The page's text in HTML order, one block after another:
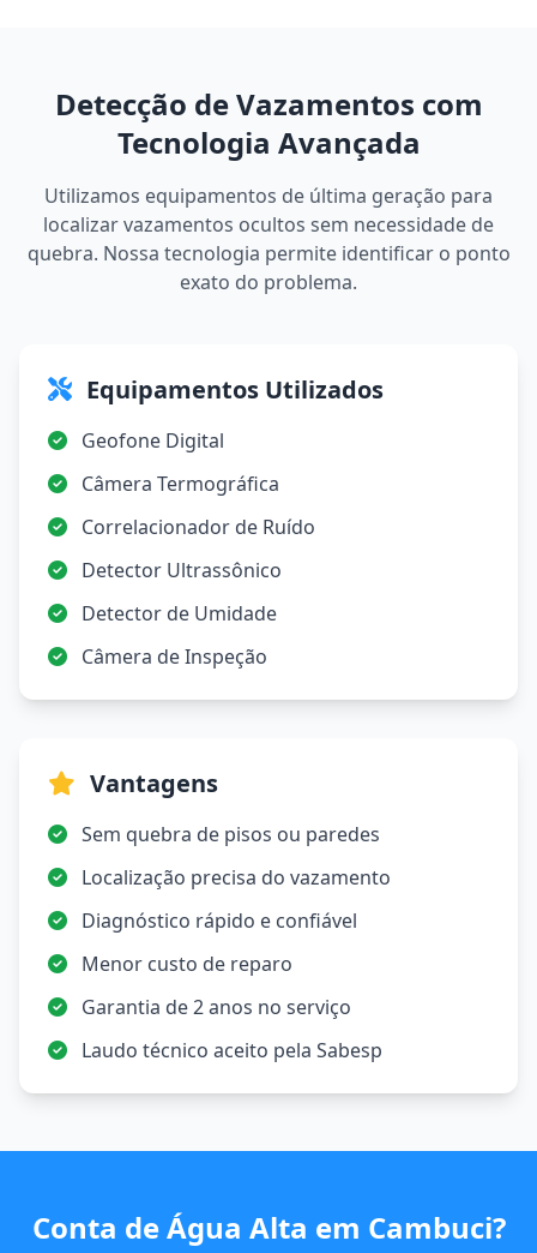
Detecção de Vazamentos com
Tecnologia Avançada
Utilizamos equipamentos de última geração para
localizar vazamentos ocultos sem necessidade de
quebra. Nossa tecnologia permite identificar o ponto
exato do problema.
Equipamentos Utilizados
Geofone Digital
Câmera Termográfica
Correlacionador de Ruído
Detector Ultrassônico
Detector de Umidade
Câmera de Inspeção
Vantagens
Sem quebra de pisos ou paredes
Localização precisa do vazamento
Diagnóstico rápido e confiável
Menor custo de reparo
Garantia de 2 anos no serviço
Laudo técnico aceito pela Sabesp
Conta de Água Alta em Cambuci?